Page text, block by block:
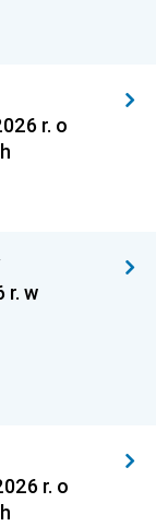
r. o
r. w
r. o